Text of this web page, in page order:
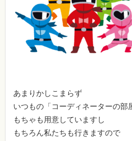
あまりかしこまらず
いつもの「コーディネーターの部
もちゃも用意していますし
もちろん私たちも行きますので